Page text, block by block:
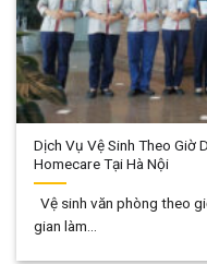
Dịch Vụ Vệ Sinh Theo Giờ
Homecare Tại Hà Nội
Vệ sinh văn phòng theo
gian làm...